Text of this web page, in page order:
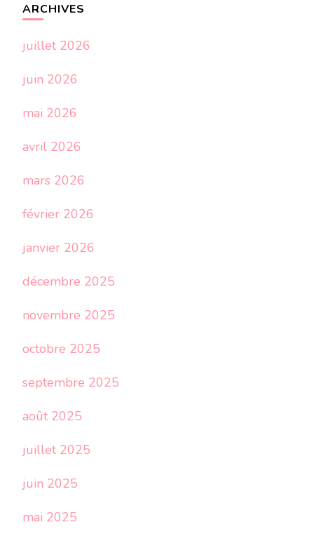
ARCHIVES
juillet 2026
juin 2026
mai 2026
avril 2026
mars 2026
février 2026
janvier 2026
décembre 2025
novembre 2025
octobre 2025
septembre 2025
août 2025
juillet 2025
juin 2025
mai 2025